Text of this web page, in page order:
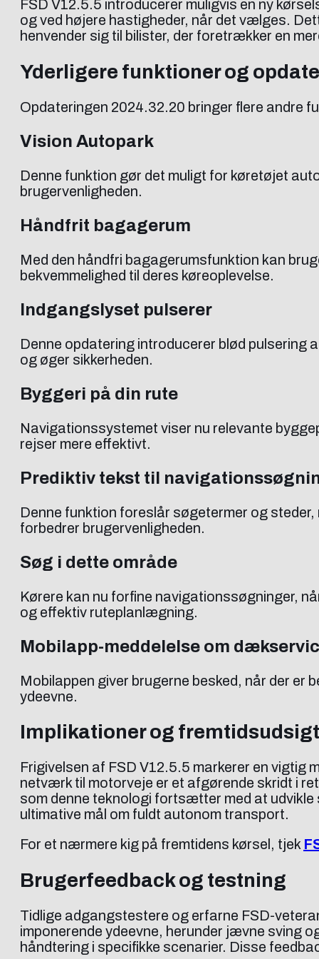
FSD V12.5.5 introducerer muligvis en ny
og ved højere hastigheder, når det vælges.
henvender sig til bilister, der foretrækker en
Yderligere funktioner og
Opdateringen 2024.32.20 bringer flere andre
Vision Autopark
Denne funktion gør det muligt for køretøjet
brugervenligheden.
Håndfrit bagagerum
Med den håndfri bagagerumsfunktion kan
bekvemmelighed til deres køreoplevelse.
Indgangslyset pulserer
Denne opdatering introducerer blød
og øger sikkerheden.
Byggeri på din rute
Navigationssystemet viser nu relevante
rejser mere effektivt.
Prediktiv tekst til
Denne funktion foreslår søgetermer og
forbedrer brugervenligheden.
Søg i dette område
Kørere kan nu forfine navigationssøgninger,
og effektiv ruteplanlægning.
Mobilapp-meddelelse om
Mobilappen giver brugerne besked, når der
ydeevne.
Implikationer og
Frigivelsen af FSD V12.5.5 markerer en
netværk til motorveje er et afgørende skridt i
som denne teknologi fortsætter med at
ultimative mål om fuldt autonom transport.
For et nærmere kig på fremtidens kørsel, tjek
Brugerfeedback og testning
Tidlige adgangstestere og erfarne FSD-
imponerende ydeevne, herunder jævne sving
håndtering i specifikke scenarier. Disse